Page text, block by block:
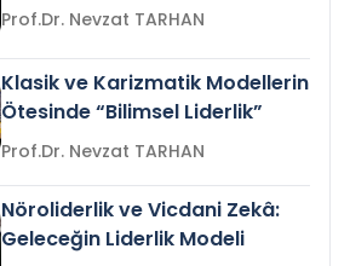
Prof.Dr. Nevzat TARHAN
Klasik ve Karizmatik Modellerin
Ötesinde “Bilimsel Liderlik”
Prof.Dr. Nevzat TARHAN
Nöroliderlik ve Vicdani Zekâ:
Geleceğin Liderlik Modeli